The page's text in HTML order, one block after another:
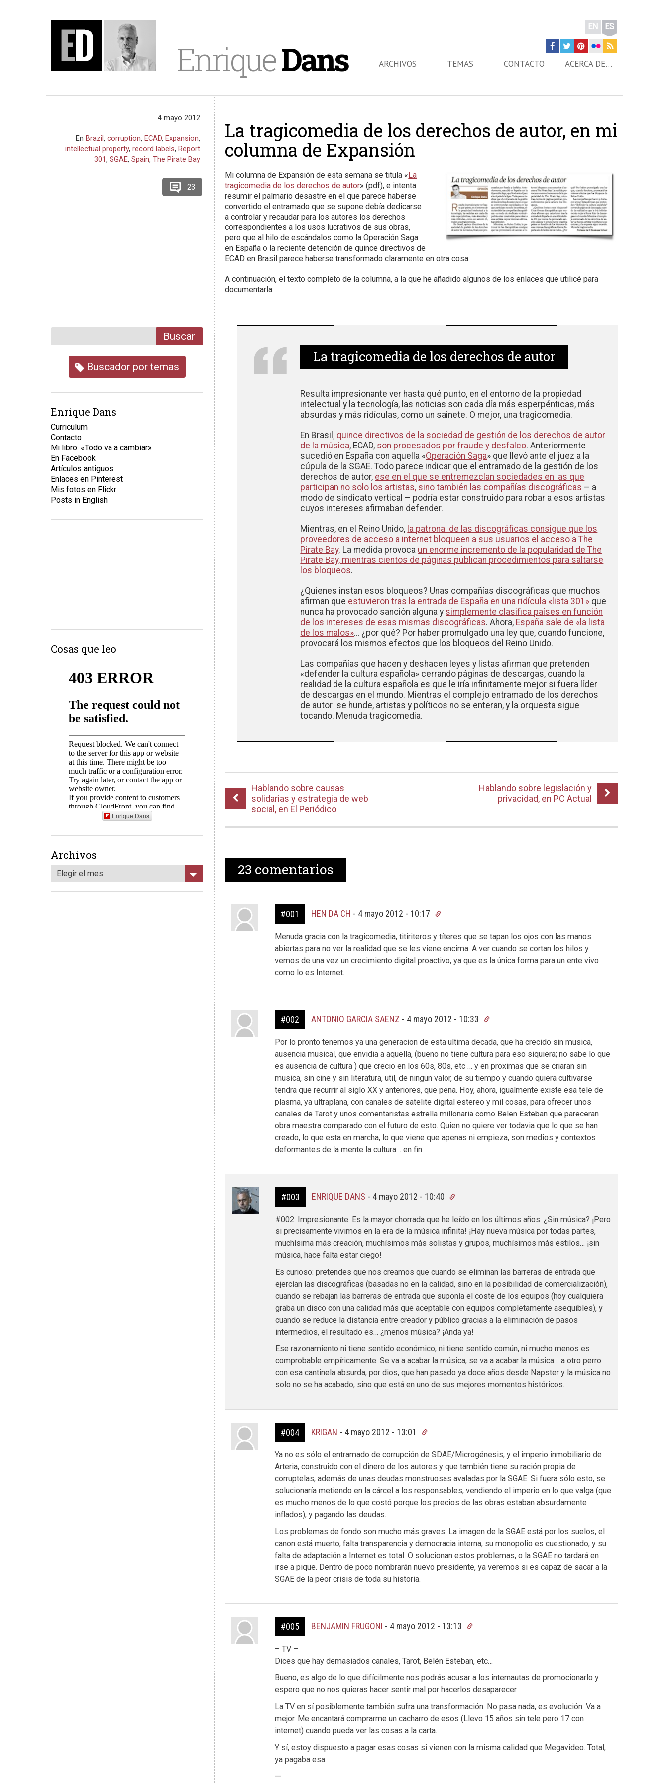
EnriqueDans
EN ES
ARCHIVOS TEMAS CONTACTO ACERCA DE…
La tragicomedia de los derechos de autor, en mi
columna de Expansión
Mi columna de Expansión de esta semana se titula «La
tragicomedia de los derechos de autor» (pdf), e intenta
resumir el palmario desastre en el que parece haberse
convertido el entramado que se supone debía dedicarse
a controlar y recaudar para los autores los derechos
correspondientes a los usos lucrativos de sus obras,
pero que al hilo de escándalos como la Operación Saga
en España o la reciente detención de quince directivos de
ECAD en Brasil parece haberse transformado claramente en otra cosa.
A continuación, el texto completo de la columna, a la que he añadido algunos de los enlaces que utilicé para
documentarla:
La tragicomedia de los derechos de autor
Resulta impresionante ver hasta qué punto, en el entorno de la propiedad
intelectual y la tecnología, las noticias son cada día más esperpénticas, más
absurdas y más ridículas, como un sainete. O mejor, una tragicomedia.
En Brasil, quince directivos de la sociedad de gestión de los derechos de autor
de la música, ECAD, son procesados por fraude y desfalco. Anteriormente
sucedió en España con aquella «Operación Saga» que llevó ante el juez a la
cúpula de la SGAE. Todo parece indicar que el entramado de la gestión de los
derechos de autor, ese en el que se entremezclan sociedades en las que
participan no solo los artistas, sino también las compañías discográficas – a
modo de sindicato vertical – podría estar construido para robar a esos artistas
cuyos intereses afirmaban defender.
Mientras, en el Reino Unido, la patronal de las discográficas consigue que los
proveedores de acceso a internet bloqueen a sus usuarios el acceso a The
Pirate Bay. La medida provoca un enorme incremento de la popularidad de The
Pirate Bay, mientras cientos de páginas publican procedimientos para saltarse
los bloqueos.
¿Quienes instan esos bloqueos? Unas compañías discográficas que muchos
afirman que estuvieron tras la entrada de España en una ridícula «lista 301» que
nunca ha provocado sanción alguna y simplemente clasifica países en función
de los intereses de esas mismas discográficas. Ahora, España sale de «la lista
de los malos»… ¿por qué? Por haber promulgado una ley que, cuando funcione,
provocará los mismos efectos que los bloqueos del Reino Unido.
Las compañías que hacen y deshacen leyes y listas afirman que pretenden
«defender la cultura española» cerrando páginas de descargas, cuando la
realidad de la cultura española es que le iría infinitamente mejor si fuera líder
de descargas en el mundo. Mientras el complejo entramado de los derechos
de autor se hunde, artistas y políticos no se enteran, y la orquesta sigue
tocando. Menuda tragicomedia.
Hablando sobre causas
solidarias y estrategia de web
social, en El Periódico
Hablando sobre legislación y
privacidad, en PC Actual
23 comentarios
#001 HEN DA CH - 4 mayo 2012 - 10:17
Menuda gracia con la tragicomedia, titiriteros y títeres que se tapan los ojos con las manos
abiertas para no ver la realidad que se les viene encima. A ver cuando se cortan los hilos y
vemos de una vez un crecimiento digital proactivo, ya que es la única forma para un ente vivo
como lo es Internet.
#002 ANTONIO GARCIA SAENZ - 4 mayo 2012 - 10:33
Por lo pronto tenemos ya una generacion de esta ultima decada, que ha crecido sin musica,
ausencia musical, que envidia a aquella, (bueno no tiene cultura para eso siquiera; no sabe lo que
es ausencia de cultura ) que crecio en los 60s, 80s, etc … y en proximas que se criaran sin
musica, sin cine y sin literatura, util, de ningun valor, de su tiempo y cuando quiera cultivarse
tendra que recurrir al siglo XX y anteriores, que pena. Hoy, ahora, igualmente existe esa tele de
plasma, ya ultraplana, con canales de satelite digital estereo y mil cosas, para ofrecer unos
canales de Tarot y unos comentaristas estrella millonaria como Belen Esteban que pareceran
obra maestra comparado con el futuro de esto. Quien no quiere ver todavia que lo que se han
creado, lo que esta en marcha, lo que viene que apenas ni empieza, son medios y contextos
deformantes de la mente la cultura… en fin
#003 ENRIQUE DANS - 4 mayo 2012 - 10:40
#002: Impresionante. Es la mayor chorrada que he leído en los últimos años. ¿Sin música? ¡Pero
si precisamente vivimos en la era de la música infinita! ¡Hay nueva música por todas partes,
muchísima más creación, muchísimos más solistas y grupos, muchísimos más estilos… ¡sin
música, hace falta estar ciego!
Es curioso: pretendes que nos creamos que cuando se eliminan las barreras de entrada que
ejercían las discográficas (basadas no en la calidad, sino en la posibilidad de comercialización),
cuando se rebajan las barreras de entrada que suponía el coste de los equipos (hoy cualquiera
graba un disco con una calidad más que aceptable con equipos completamente asequibles), y
cuando se reduce la distancia entre creador y público gracias a la eliminación de pasos
intermedios, el resultado es… ¿menos música? ¡Anda ya!
Ese razonamiento ni tiene sentido económico, ni tiene sentido común, ni mucho menos es
comprobable empíricamente. Se va a acabar la música, se va a acabar la música… a otro perro
con esa cantinela absurda, por dios, que han pasado ya doce años desde Napster y la música no
solo no se ha acabado, sino que está en uno de sus mejores momentos históricos.
#004 KRIGAN - 4 mayo 2012 - 13:01
Ya no es sólo el entramado de corrupción de SDAE/Microgénesis, y el imperio inmobiliario de
Arteria, construido con el dinero de los autores y que también tiene su ración propia de
corruptelas, además de unas deudas monstruosas avaladas por la SGAE. Si fuera sólo esto, se
solucionaría metiendo en la cárcel a los responsables, vendiendo el imperio en lo que valga (que
es mucho menos de lo que costó porque los precios de las obras estaban absurdamente
inflados), y pagando las deudas.
Los problemas de fondo son mucho más graves. La imagen de la SGAE está por los suelos, el
canon está muerto, falta transparencia y democracia interna, su monopolio es cuestionado, y su
falta de adaptación a Internet es total. O solucionan estos problemas, o la SGAE no tardará en
irse a pique. Dentro de poco nombrarán nuevo presidente, ya veremos si es capaz de sacar a la
SGAE de la peor crisis de toda su historia.
#005 BENJAMIN FRUGONI - 4 mayo 2012 - 13:13
– TV –
Dices que hay demasiados canales, Tarot, Belén Esteban, etc…
Bueno, es algo de lo que difícilmente nos podrás acusar a los internautas de promocionarlo y
espero que no nos quieras hacer sentir mal por hacerlos desaparecer.
La TV en sí posiblemente también sufra una transformación. No pasa nada, es evolución. Va a
mejor. Me encantará comprarme un cacharro de esos (Llevo 15 años sin tele pero 17 con
internet) cuando pueda ver las cosas a la carta.
Y sí, estoy dispuesto a pagar esas cosas si vienen con la misma calidad que Megavideo. Total,
ya pagaba esa.
—
4 mayo 2012
EnBrazil,corruption,ECAD,Expansion,
intellectual property,record labels,Report
301,SGAE,Spain,The Pirate Bay
23
Buscar
Buscador por temas
Enrique Dans
Curriculum
Contacto
Mi libro: «Todo va a cambiar»
En Facebook
Artículos antiguos
Enlaces en Pinterest
Mis fotos en Flickr
Posts in English
Cosas que leo
Enrique Dans
Archivos
Elegir el mes